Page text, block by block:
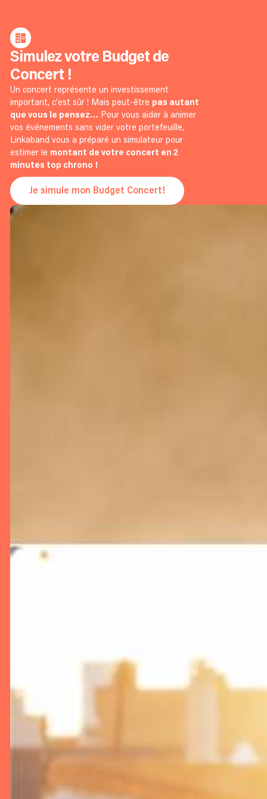
Simulez votre Budget de
Concert !
Un concert représente un investissement
important, c’est sûr ! Mais peut-être pas autant
que vous le pensez… Pour vous aider à animer
vos événements sans vider votre portefeuille,
Linkaband vous a préparé un simulateur pour
estimer le montant de votre concert en 2
minutes top chrono !
Je simule mon Budget Concert!